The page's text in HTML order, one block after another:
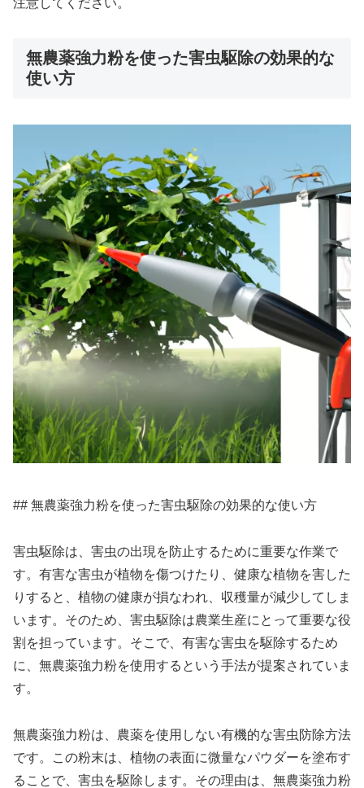
注意してください。
無農薬強力粉を使った害虫駆除の効果的な
使い方
## 無農薬強力粉を使った害虫駆除の効果的な使い方
害虫駆除は、害虫の出現を防止するために重要な作業で
す。有害な害虫が植物を傷つけたり、健康な植物を害した
りすると、植物の健康が損なわれ、収穫量が減少してしま
います。そのため、害虫駆除は農業生産にとって重要な役
割を担っています。そこで、有害な害虫を駆除するため
に、無農薬強力粉を使用するという手法が提案されていま
す。
無農薬強力粉は、農薬を使用しない有機的な害虫防除方法
です。この粉末は、植物の表面に微量なパウダーを塗布す
ることで、害虫を駆除します。その理由は、無農薬強力粉